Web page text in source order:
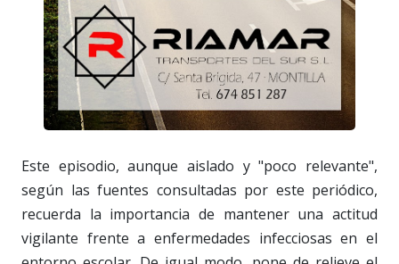
Este episodio, aunque aislado y "poco relevante",
según las fuentes consultadas por este periódico,
recuerda la importancia de mantener una actitud
vigilante frente a enfermedades infecciosas en el